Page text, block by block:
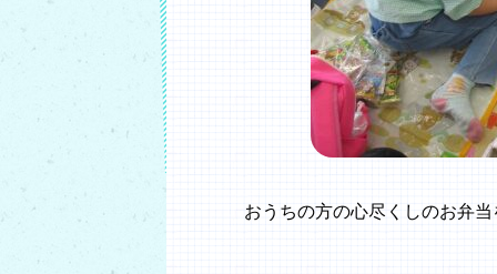
おうちの方の心尽くしのお弁